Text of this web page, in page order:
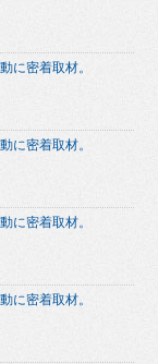
に密着取材。
に密着取材。
に密着取材。
に密着取材。